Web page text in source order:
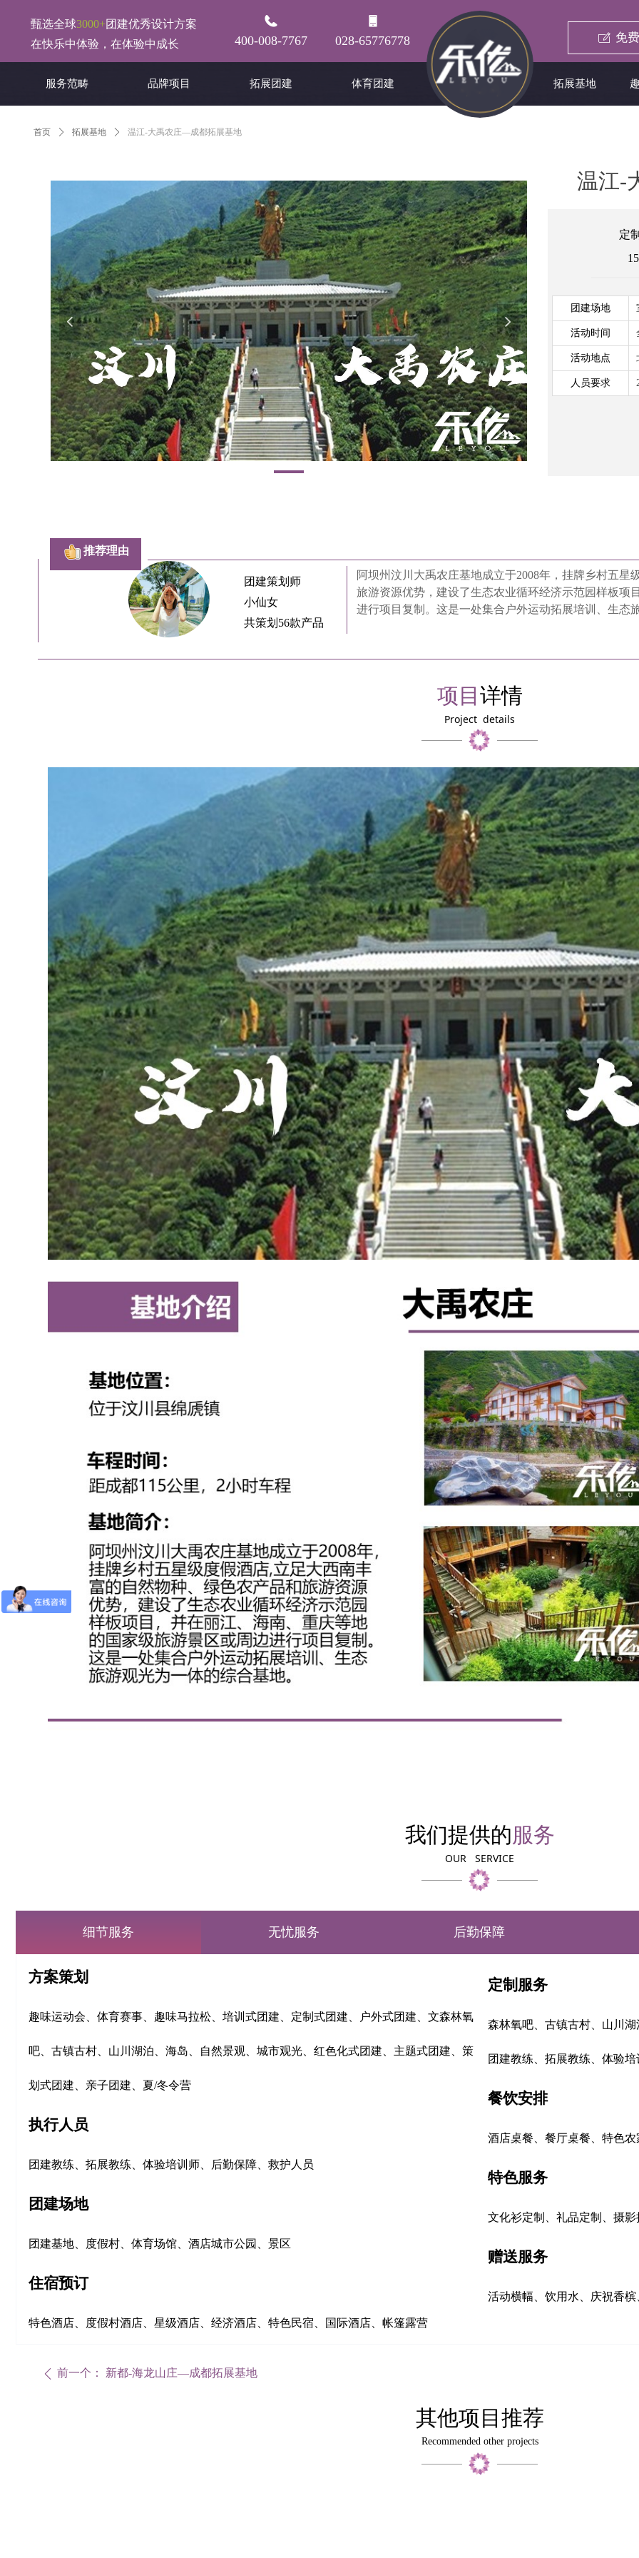
服务范畴 品牌项目 拓展团建 体育团建 拓展基地
ꂐ 免
甄选全球3000+团建优秀设计方案
在快乐中体验，在体验中成长
400-008-7767 028-65776778
首页 ꄲ 拓展基地 ꄲ 温江-大禹农庄—成都拓展基地
温江-
团建策划师
小仙女
共策划56款产品
推荐理由
阿坝州汶川大禹农庄基地成立于2008年，挂牌乡村五
旅游资源优势，建设了生态农业循环经济示范园样板项
进行项目复制。这是一处集合户外运动拓展培训、生态
定
团建场地
活动时间
活动地点
人员要求
项目详情
Project details
我们提供的服务
OUR SERVICE
细节服务 无忧服务 后勤保障
方案策划
趣味运动会、体育赛事、趣味马拉松、培训式团建 、定制式团建、户外式团建、文森林氧
吧、古镇古村、山川湖泊、海岛、自然景观、城市观光、红色化式团建、主题式团建、策
划式团建、亲子团建、夏/冬令营
执行人员
团建教练、拓展教练、体验培训师、后勤保障、救护人员
团建场地
团建基地、度假村、体育场馆、酒店城市公园、景区
住宿预订
特色酒店、度假村酒店、星级酒店、经济酒店、特色民宿、国际酒店、帐篷露营
定制服务
森林氧吧、古镇古村、山川
团建教练、拓展教练、体验
餐饮安排
酒店桌餐、餐厅桌餐、特色
特色服务
文化衫定制、礼品定制、摄
赠送服务
活动横幅、饮用水、庆祝香
ꄴ 前一个： 新都-海龙山庄—成都拓展基地
其他项目推荐
Recommended other projects
넳 넲